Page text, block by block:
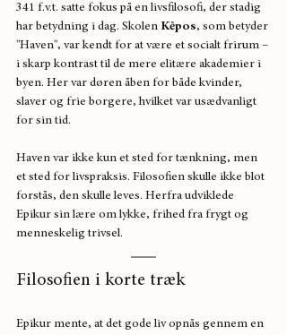
341 f.v.t. satte fokus på en livsfilosofi, der stadig
har betydning i dag. Skolen Kēpos, som betyder
"Haven", var kendt for at være et socialt frirum –
i skarp kontrast til de mere elitære akademier i
byen. Her var døren åben for både kvinder,
slaver og frie borgere, hvilket var usædvanligt
for sin tid.​
Haven var ikke kun et sted for tænkning, men
et sted for livspraksis. Filosofien skulle ikke blot
forstås, den skulle leves. Herfra udviklede
Epikur sin lære om lykke, frihed fra frygt og
menneskelig trivsel.
Filosofien i korte træk
Epikur mente, at det gode liv opnås gennem en